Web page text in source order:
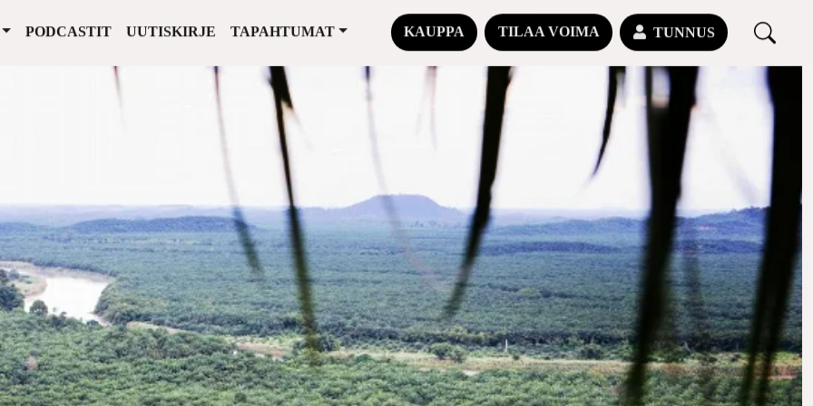
PODCASTIT UUTISKIRJE TAPAHTUMAT KAUPPA TILAA VOIMA TUNNUS